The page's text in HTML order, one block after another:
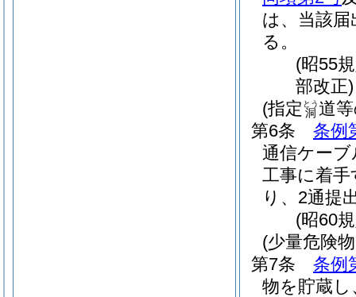
は、当該
る。
(昭55
部改正)
(指定 洞
とう道
第6条
条例
通信ケー
工事に着
り、2通提
(昭60
(少量危険
第7条
条例
物を貯蔵